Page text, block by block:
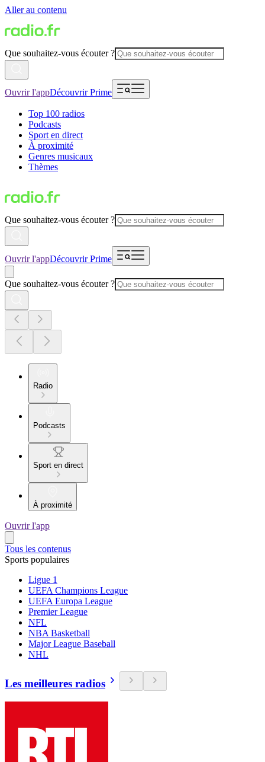
Aller au contenu
Que souhaitez-vous écouter ?
Ouvrir l'appDécouvrir Prime
Top 100 radios
Podcasts
Sport en direct
À proximité
Genres musicaux
Thèmes
Que souhaitez-vous écouter ?
Ouvrir l'appDécouvrir Prime
Que souhaitez-vous écouter ?
Radio
Podcasts
Sport en direct
À proximité
Ouvrir l'app
Tous les contenus
Sports populaires
Ligue 1
UEFA Champions League
UEFA Europa League
Premier League
NFL
NBA Basketball
Major League Baseball
NHL
Les meilleures radios